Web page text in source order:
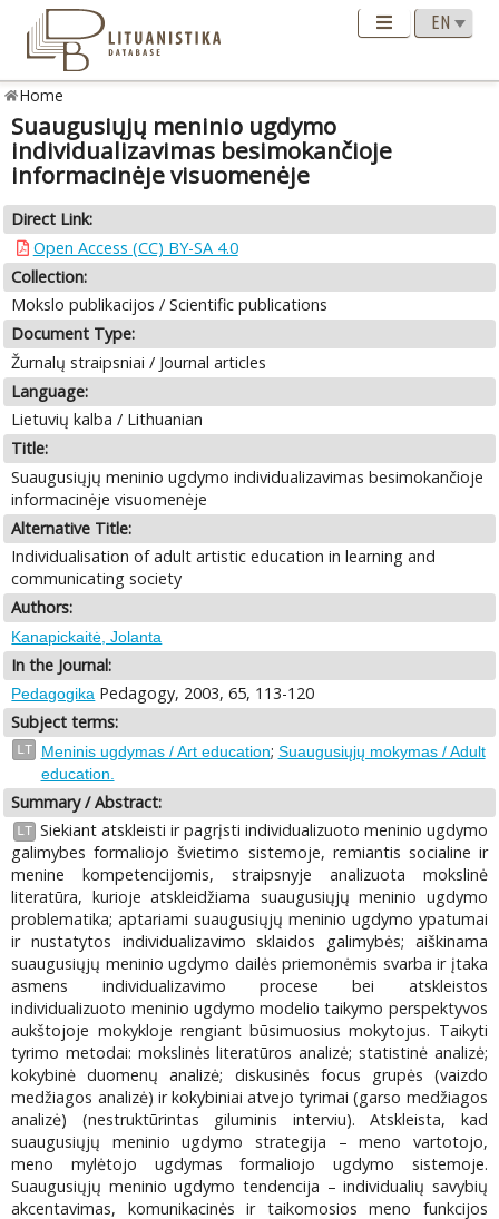
Home
Suaugusiųjų meninio ugdymo
individualizavimas besimokančioje
informacinėje visuomenėje
Direct Link:
Open Access (CC) BY-SA 4.0
Collection:
Mokslo publikacijos / Scientific publications
Document Type:
Žurnalų straipsniai / Journal articles
Language:
Lietuvių kalba / Lithuanian
Title:
Suaugusiųjų meninio ugdymo individualizavimas besimokančioje
informacinėje visuomenėje
Alternative Title:
Individualisation of adult artistic education in learning and
communicating society
Authors:
Kanapickaitė, Jolanta
In the Journal:
Pedagogika Pedagogy, 2003, 65, 113-120
Subject terms:
LT Meninis ugdymas / Art education; Suaugusiųjų mokymas / Adult
education.
Summary / Abstract:
LT Siekiant atskleisti ir pagrįsti individualizuoto meninio ugdymo
galimybes formaliojo švietimo sistemoje, remiantis socialine ir
menine kompetencijomis, straipsnyje analizuota mokslinė
literatūra, kurioje atskleidžiama suaugusiųjų meninio ugdymo
problematika; aptariami suaugusiųjų meninio ugdymo ypatumai
ir nustatytos individualizavimo sklaidos galimybės; aiškinama
suaugusiųjų meninio ugdymo dailės priemonėmis svarba ir įtaka
asmens individualizavimo procese bei atskleistos
individualizuoto meninio ugdymo modelio taikymo perspektyvos
aukštojoje mokykloje rengiant būsimuosius mokytojus. Taikyti
tyrimo metodai: mokslinės literatūros analizė; statistinė analizė;
kokybinė duomenų analizė; diskusinės focus grupės (vaizdo
medžiagos analizė) ir kokybiniai atvejo tyrimai (garso medžiagos
analizė) (nestruktūrintas giluminis interviu). Atskleista, kad
suaugusiųjų meninio ugdymo strategija – meno vartotojo,
meno mylėtojo ugdymas formaliojo ugdymo sistemoje.
Suaugusiųjų meninio ugdymo tendencija – individualių savybių
akcentavimas, komunikacinės ir taikomosios meno funkcijos